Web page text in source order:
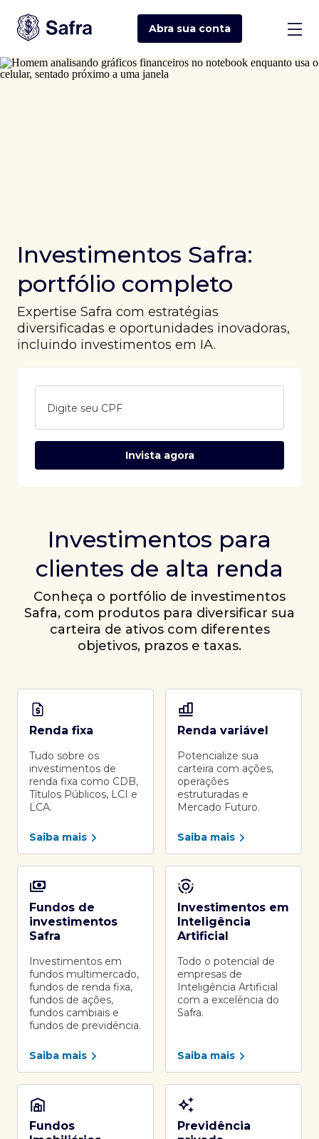
Abra sua conta
Investimentos Safra:
portfólio completo
Expertise Safra com estratégias
diversificadas e oportunidades inovadoras,
incluindo investimentos em IA.
Digite seu CPF
Invista agora
Investimentos para
clientes de alta renda
Conheça o portfólio de investimentos
Safra, com produtos para diversificar sua
carteira de ativos com diferentes
objetivos, prazos e taxas.
Renda fixa
Tudo sobre os
investimentos de
renda fixa como CDB,
Títulos Públicos, LCI e
LCA.
Saiba mais
Renda variável
Potencialize sua
carteira com ações,
operações
estruturadas e
Mercado Futuro.
Saiba mais
Fundos de
investimentos
Safra
Investimentos em
fundos multimercado,
fundos de renda fixa,
fundos de ações,
fundos cambiais e
fundos de previdência.
Saiba mais
Investimentos em
Inteligência
Artificial
Todo o potencial de
empresas de
Inteligência Artificial
com a excelência do
Safra.
Saiba mais
Fundos
Previdência